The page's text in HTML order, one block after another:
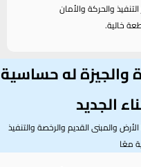
والحركة والأمان
خالية.
والجيزة له حساسية
الجديد
والمبنى القديم والرخصة والتنفيذ
معًا